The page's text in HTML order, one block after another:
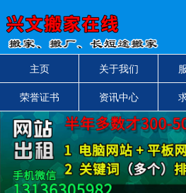
主页 关于我们
荣誉证书 资讯中心